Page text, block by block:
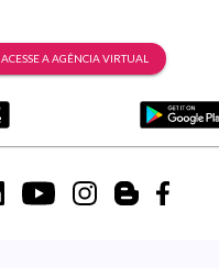
ACESSE A AGÊNCIA VIRTUAL